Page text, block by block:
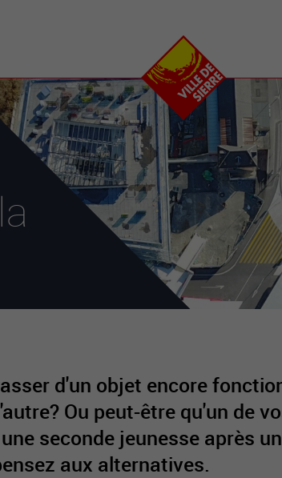
2028
Manifestations
Art et culture
Sport et loisirs
Vins, gastronomie et
séjours
Clubs et associations
Nature
Projets
Plan
webcams
d'un objet encore
Ou peut-être qu'un de
seconde jeunesse après
aux alternatives.